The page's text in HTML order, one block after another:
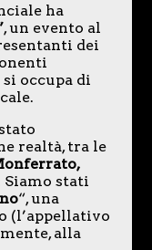
ha
, un evento al
dei
si occupa di
realtà, tra le
Siamo stati
“, una
(l’appellativo
alla